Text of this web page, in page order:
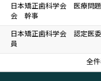
日本矯正歯科学会 医療問
会 幹事
日本矯正歯科学会 認定医
員
全